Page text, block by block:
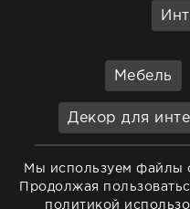
Мебель
Декор для
Кухонные
Мы используем файлы
Продолжая
политикой